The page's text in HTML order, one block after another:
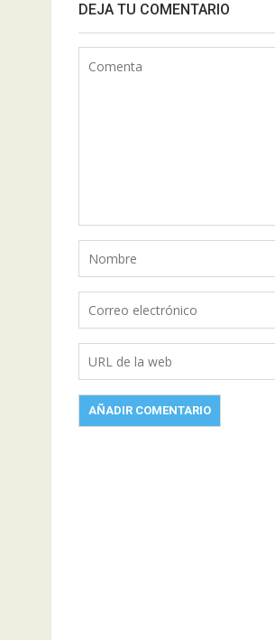
DEJA TU COMENTARIO